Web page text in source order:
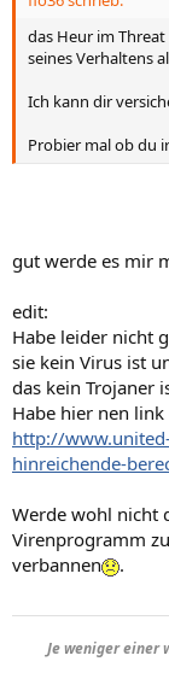
das Heur im
seines Verhaltens
Ich kann dir
Probier mal ob du
gut werde es mir
edit:
Habe leider nicht
sie kein Virus ist
das kein Trojaner
Habe hier nen
http://
hinreichende-
Werde wohl nicht
Virenprogramm
verbannen
.
Je weniger einer